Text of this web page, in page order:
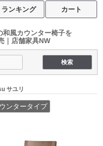
ランキング カート
和風カウンター椅子を
｜店舗家具NW
サユリ
ンタータイプ